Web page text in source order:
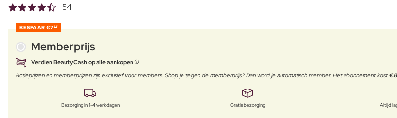
54
BESPAAR €780
Memberprijs
Verdien BeautyCash op alle aankopen
Actieprijzen en memberprijzen zijn exclusief voor members. Shop je tegen de memberprijs? Dan word je automatisch member. Het abonnement kost
Bezorging in 1-4 werkdagen Gratis bezorging Altijd